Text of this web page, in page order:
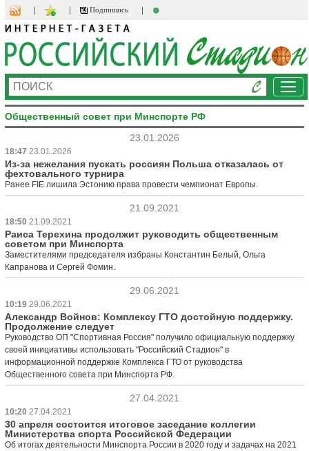
Подпишись
Общественный совет при Минспорте РФ
23.01.2026
18:47 23.01.2026
Из-за нежелания пускать россиян Польша отказалась от
фехтовального турнира
Ранее FIE лишила Эстонию права провести чемпионат Европы.
21.09.2021
18:50 21.09.2021
Раиса Терехина продолжит руководить общественным
советом при Минспорта
Заместителями председателя избраны Константин Белый, Ольга
Капранова и Сергей Фомин.
29.06.2021
10:19 29.06.2021
Александр Войнов: Комплексу ГТО достойную поддержку.
Продолжение следует
Руководство ОП "Спортивная Россия" получило официальную поддержку
своей инициативы использовать "Российский Стадион" в
информационной поддержке Комплекса ГТО от руководства
Общественного совета при Минспорта РФ.
27.04.2021
10:20 27.04.2021
30 апреля состоится итоговое заседание коллегии
Министерства спорта Российской Федерации
Об итогах деятельности Минспорта России в 2020 году и задачах на 2021